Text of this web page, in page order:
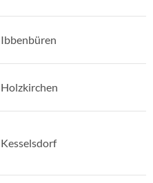
Ibbenbüren
Holzkirchen
Kesselsdorf